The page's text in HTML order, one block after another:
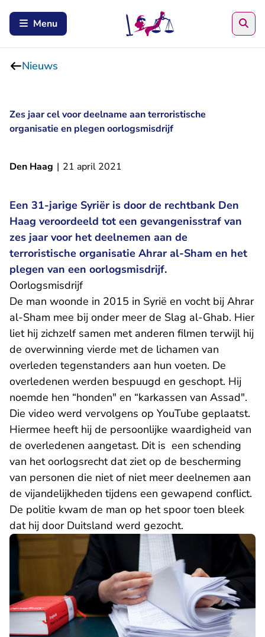
Menu
Nieuws
Zes jaar cel voor deelname aan terroristische
organisatie en plegen oorlogsmisdrijf
Den Haag | 21 april 2021
Een 31-jarige Syriër is door de rechtbank Den
Haag veroordeeld tot een gevangenisstraf van
zes jaar voor het deelnemen aan de
terroristische organisatie Ahrar al-Sham en het
plegen van een oorlogsmisdrijf.
​Oorlogsmisdrijf
De man woonde in 2015 in Syrië en vocht bij Ahrar
al-Sham mee bij onder meer de Slag al-Ghab. Hier
liet hij zichzelf samen met anderen filmen terwijl hij
de overwinning vierde met de lichamen van
overleden tegenstanders aan hun voeten. De
overledenen werden bespuugd en geschopt. Hij
noemde hen “honden" en “karkassen van Assad".
Die video werd vervolgens op YouTube geplaatst.
Hiermee heeft hij de persoonlijke waardigheid van
de overledenen aangetast. Dit is een schending
van het oorlogsrecht dat ziet op de bescherming
van personen die niet of niet meer deelnemen aan
de vijandelijkheden tijdens een gewapend conflict.
De politie kwam de man op het spoor toen bleek
dat hij door Duitsland werd gezocht.